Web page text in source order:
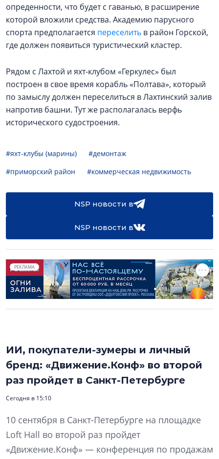
опреденности, что будет с гаванью, в расширение
которой вложили средства. Академию парусного
спорта предполагается переселить в район Горской,
где должен появиться туристический кластер.
Рядом с Лахтой и яхт-клубом «Геркулес» был
построен в свое время корабль «Полтава», который
по замыслу должен переселиться в Лахтинский залив
напротив башни. Тут же располагалась верфь
исторического судостроения.
#яхт-клубы (марины)
#демонтаж
#приморский район
#коммерческая недвижимость
NSP новости в
NSP новости в
РЕКЛАМА
ИИ, покупатели-зумеры и личный
бренд: «Движение.Конф» во второй
раз пройдет в Санкт-Петербурге
Сегодня в 15:10
10 сентября в Санкт-Петербурге на площадке
Loft Hall во второй раз пройдет
«Движение.Конф» — конференция по продажам